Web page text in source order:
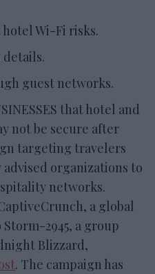
Wi-Fi risks.
details.
guest networks.
that hotel and
not be secure after
targeting travelers
organizations to
networks.
a global
2945, a group
Blizzard,
. The campaign has